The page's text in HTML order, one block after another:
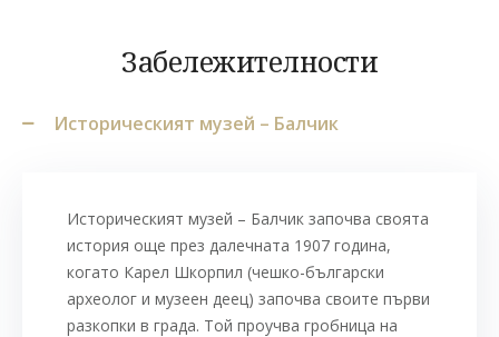
Забележителности
Историческият музей – Балчик
Историческият музей – Балчик започва своята
история още през далечната 1907 година,
когато Карел Шкорпил (чешко-български
археолог и музеен деец) започва своите първи
разкопки в града. Той проучва гробница на